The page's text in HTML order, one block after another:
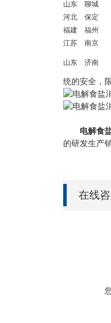
山东
聊城
河北
保定
福建
福州
江苏
南京
山东 济南
统的安全，
电解食
的研发生产
在线